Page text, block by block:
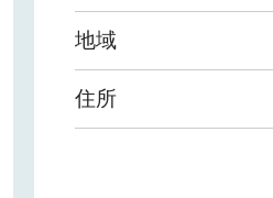
地域
住所